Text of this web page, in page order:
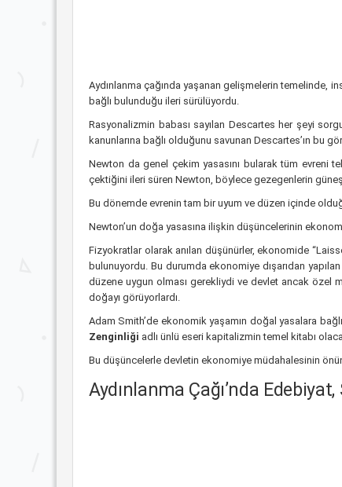
Aydınlanma çağında yaşanan gelişmelerin temelinde,
bağlı bulunduğu ileri sürülüyordu.
Rasyonalizmin babası sayılan Descartes her şeyi
kanunlarına bağlı olduğunu savunan Descartes’ın bu
Newton da genel çekim yasasını bularak tüm evreni
çektiğini ileri süren Newton, böylece gezegenlerin
Bu dönemde evrenin tam bir uyum ve düzen içinde
Newton’un doğa yasasına ilişkin düşüncelerinin
Fizyokratlar olarak anılan düşünürler, ekonomide
bulunuyordu. Bu durumda ekonomiye dışarıdan
düzene uygun olması gerekliydi ve devlet ancak özel
doğayı görüyorlardı.
Adam Smith’de ekonomik yaşamın doğal yasalara
Zenginliği adlı ünlü eseri kapitalizmin temel kitabı
Bu düşüncelerle devletin ekonomiye müdahalesinin
Aydınlanma Çağı’nda